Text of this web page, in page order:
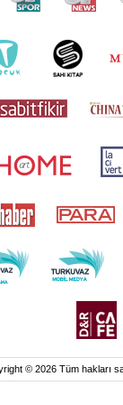
© 2026 Tüm hakları